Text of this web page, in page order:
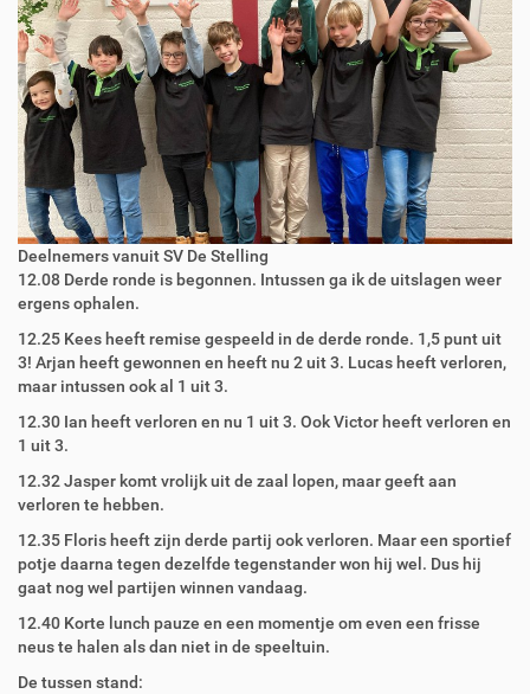
Deelnemers vanuit SV De Stelling
12.08 Derde ronde is begonnen. Intussen ga ik de uitslagen weer
ergens ophalen.
12.25 Kees heeft remise gespeeld in de derde ronde. 1,5 punt uit
3! Arjan heeft gewonnen en heeft nu 2 uit 3. Lucas heeft verloren,
maar intussen ook al 1 uit 3.
12.30 Ian heeft verloren en nu 1 uit 3. Ook Victor heeft verloren en
1 uit 3.
12.32 Jasper komt vrolijk uit de zaal lopen, maar geeft aan
verloren te hebben.
12.35 Floris heeft zijn derde partij ook verloren. Maar een sportief
potje daarna tegen dezelfde tegenstander won hij wel. Dus hij
gaat nog wel partijen winnen vandaag.
12.40 Korte lunch pauze en een momentje om even een frisse
neus te halen als dan niet in de speeltuin.
De tussen stand: